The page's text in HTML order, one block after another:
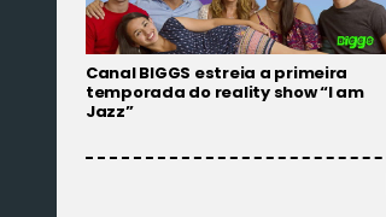
Canal BIGGS estreia a primeira
temporada do reality show “I am
Jazz”